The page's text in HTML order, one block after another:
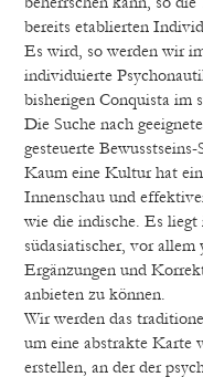
bereits etablierten
Es wird, so werden wir
individuierte
bisherigen Conquista im
Die Suche nach
gesteuerte
Kaum eine Kultur hat
Innenschau und
wie die indische. Es
südasiatischer, vor
Ergänzungen und
anbieten zu können.
Wir werden das
um eine abstrakte Karte
erstellen, an der der